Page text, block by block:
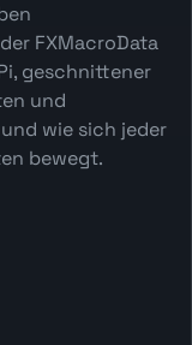
FXMacroData
geschnittener
und
wie sich jeder
bewegt.